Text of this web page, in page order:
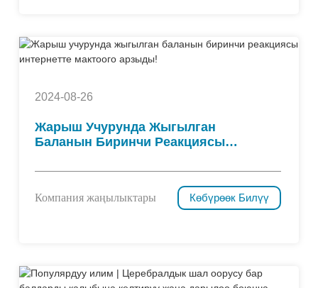
2024-08-26
Жарыш Учурунда Жыгылган
Баланын Биринчи Реакциясы
Компания жаңылыктары Көбүрөөк Билүү